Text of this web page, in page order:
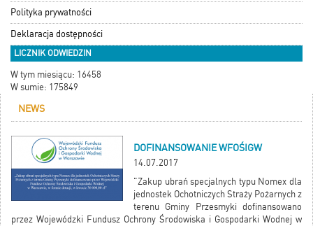
Polityka prywatności
Deklaracja dostępności
LICZNIK ODWIEDZIN
W tym miesiącu: 16458
W sumie: 175849
NEWS
DOFINANSOWANIE WFOŚIGW
14.07.2017
"Zakup ubrań specjalnych typu Nomex dla
jednostek Ochotniczych Straży Pożarnych z
terenu Gminy Przesmyki dofinansowano
przez Wojewódzki Fundusz Ochrony Środowiska i Gospodarki Wodnej w